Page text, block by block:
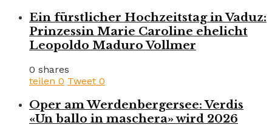
Ein fürstlicher Hochzeitstag in Vaduz:
Prinzessin Marie Caroline ehelicht
Leopoldo Maduro Vollmer
0 shares
teilen 0 Tweet 0
Oper am Werdenbergersee: Verdis
«Un ballo in maschera» wird 2026